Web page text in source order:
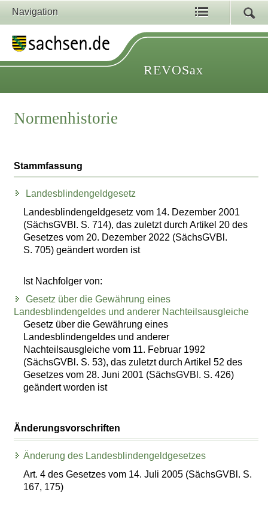
Navigation
REVOSax
Normenhistorie
Stammfassung
Landesblindengeldgesetz
Landesblindengeldgesetz vom 14. Dezember 2001
(SächsGVBl. S. 714), das zuletzt durch Artikel 20 des
Gesetzes vom 20. Dezember 2022 (SächsGVBl.
S. 705) geändert worden ist
Ist Nachfolger von:
Gesetz über die Gewährung eines
Landesblindengeldes und anderer Nachteilsausgleiche
Gesetz über die Gewährung eines
Landesblindengeldes und anderer
Nachteilsausgleiche vom 11. Februar 1992
(SächsGVBl. S. 53), das zuletzt durch Artikel 52 des
Gesetzes vom 28. Juni 2001 (SächsGVBl. S. 426)
geändert worden ist
Änderungsvorschriften
Änderung des Landesblindengeldgesetzes
Art. 4 des Gesetzes vom 14. Juli 2005 (SächsGVBl. S.
167, 175)